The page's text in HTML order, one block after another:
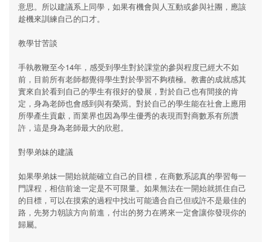
意思。所以建議系上同學，如果有機會與人互動或參與社團，應該
趁機來訓練自己的口才。
教學甘苦談
手執教鞭至今14年，感受到學生對於課堂的參與程度已經大不如
前，目前所有老師都覺得學生對於學習不夠積極。教書的成就感其
實來自於看到自己的學生有很好的發展，對於自己也有間接的肯
定，身為老師也會感到與有榮焉。對於自己的學生能在社會上應用
所學產生貢獻，而業界也因為學生優秀的表現而對商數系有所讚
許，這是身為老師最大的欣慰。
對學弟妹的建議
如果學弟妹一開始就能確立自己的目標，在商數系認真的學習每一
門課程，相信前途一定是不可限量。如果無法在一開始就抓住自己
的目標，可以在摸索的過程中找出可能適合自己但或許不是最佳的
路，先努力朝該方向前進，付出的努力在將來一定會讓你發現你的
歸屬。